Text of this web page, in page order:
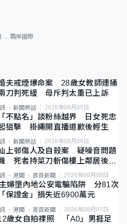
兩岸國際
夫戒煙爆命案 28歲女教師連捅
刀判死緩 母斥判太重已上訴
新聞熱話 2026年08月05日
不點名」談粉絲越界 日女死忠
狙擊 掛繩開直播道歉後輕生
新聞熱話 2026年08月06日
上邨傷人及自殺案 疑噪音問題
死者持菜刀斬傷樓上鄰居後墮
港聞 首頁新聞 2026年08月08日
婦墮內地公安電騙陷阱 分81次
保證金」損失近6900萬元
港聞 首頁新聞 2026年08月07日
歲女自拍祼照 「A0」男捱足